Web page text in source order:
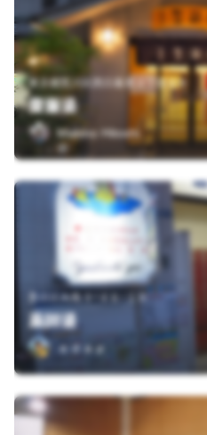
東京都荒川区西日暮里２丁目１９
齋藤湯
Makino Hitoshi
墨田区向島３−４６−１０
薬師湯
ａｄａｐ